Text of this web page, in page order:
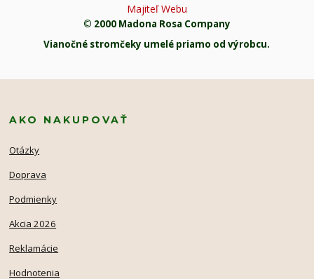
Majiteľ Webu
© 2000 Madona Rosa Company
Vianočné stromčeky umelé priamo od výrobcu.
AKO NAKUPOVAŤ
Otázky
Doprava
Podmienky
Akcia 2026
Reklamácie
Hodnotenia